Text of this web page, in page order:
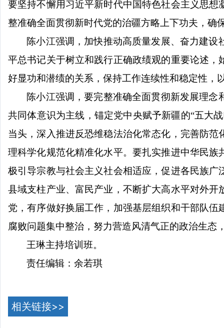
要坚持不懈用习近平新时代中国特色社会主义思
整准确全面贯彻新时代党的治疆方略上下功夫，确
陈小江强调，加快推动高质量发展、奋力建
平总书记关于树立和践行正确政绩观的重要论述
好显功和潜绩的关系，保持工作连续性和稳定性，
陈小江强调，要完整准确全面贯彻新发展理
共同体意识为主线，锚定党中央赋予新疆的“五大
当头，深入推进反恐维稳法治化常态化，完善防
理科学化规范化精准化水平。要扎实推进中华民
极引导宗教与社会主义社会相适应，促进各民族
县域支柱产业、富民产业，不断扩大高水平对外
党，有序做好换届工作，加强基层组织和干部队
腐败问题集中整治，努力营造风清气正的政治生态
王琳主持培训班。
责任编辑：余若琪
相关链接>>